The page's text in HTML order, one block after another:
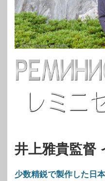
井上雅貴監督
少数精鋭で製作した日